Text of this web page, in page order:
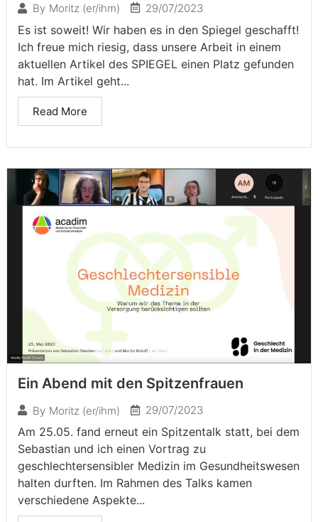
By Moritz (er/ihm) 29/07/2023
Es ist soweit! Wir haben es in den Spiegel geschafft!
Ich freue mich riesig, dass unsere Arbeit in einem
aktuellen Artikel des SPIEGEL einen Platz gefunden
hat. Im Artikel geht...
Read More
Ein Abend mit den Spitzenfrauen
By Moritz (er/ihm) 29/07/2023
Am 25.05. fand erneut ein Spitzentalk statt, bei dem
Sebastian und ich einen Vortrag zu
geschlechtersensibler Medizin im Gesundheitswesen
halten durften. Im Rahmen des Talks kamen
verschiedene Aspekte...